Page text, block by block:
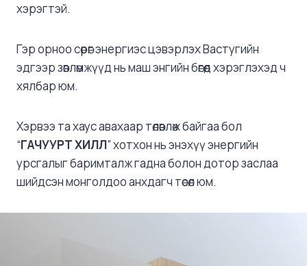
хэрэгтэй.
Гэр орноо сөрөг энергиэс цэвэрлэх Вастугийн
эдгээр зөвлөмжүүд нь маш энгийн бөгөөд хэрэглэхэд ч
хялбар юм.
Хэрвээ та хаус авахаар төлөвлөж байгаа бол
“ГАЧУУРТ ХИЛЛ” хотхон нь энэхүү энергийн
урсгалыг баримталж гадна болон дотор заслаа
шийдсэн монголдоо анхдагч төсөл юм.